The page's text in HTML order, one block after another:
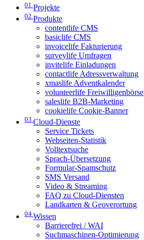
01 Projekte
02 Produkte
contentlife CMS
basiclife CMS
invoicelife Fakturierung
surveylife Umfragen
invitelife Einladungen
contactlife Adressverwaltung
xmaslife Adventkalender
volunteerlife Freiwilligenbörse
saleslife B2B-Marketing
cookielife Cookie-Banner
03 Cloud-Dienste
Service Tickets
Webseiten-Statistik
Volltextsuche
Sprach-Übersetzung
Formular-Spamschutz
SMS Versand
Video & Streaming
FAQ zu Cloud-Diensten
Landkarten & Geoverortung
04 Wissen
Barrierefrei / WAI
Suchmaschinen-Optimierung